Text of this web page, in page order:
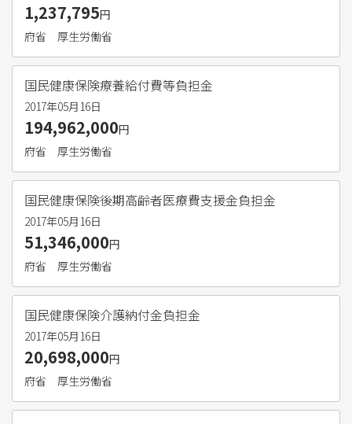
1,237,795円
府省
厚生労働省
国民健康保険療養給付費等負担金
2017年05月16日
194,962,000円
府省
厚生労働省
国民健康保険後期高齢者医療費支援金負担金
2017年05月16日
51,346,000円
府省
厚生労働省
国民健康保険介護納付金負担金
2017年05月16日
20,698,000円
府省
厚生労働省